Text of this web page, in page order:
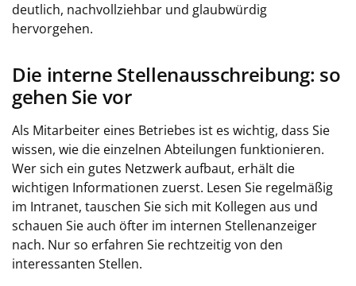
deutlich, nachvollziehbar und glaubwürdig
hervorgehen.
Die interne Stellenausschreibung: so
gehen Sie vor
Als Mitarbeiter eines Betriebes ist es wichtig, dass Sie
wissen, wie die einzelnen Abteilungen funktionieren.
Wer sich ein gutes Netzwerk aufbaut, erhält die
wichtigen Informationen zuerst. Lesen Sie regelmäßig
im Intranet, tauschen Sie sich mit Kollegen aus und
schauen Sie auch öfter im internen Stellenanzeiger
nach. Nur so erfahren Sie rechtzeitig von den
interessanten Stellen.